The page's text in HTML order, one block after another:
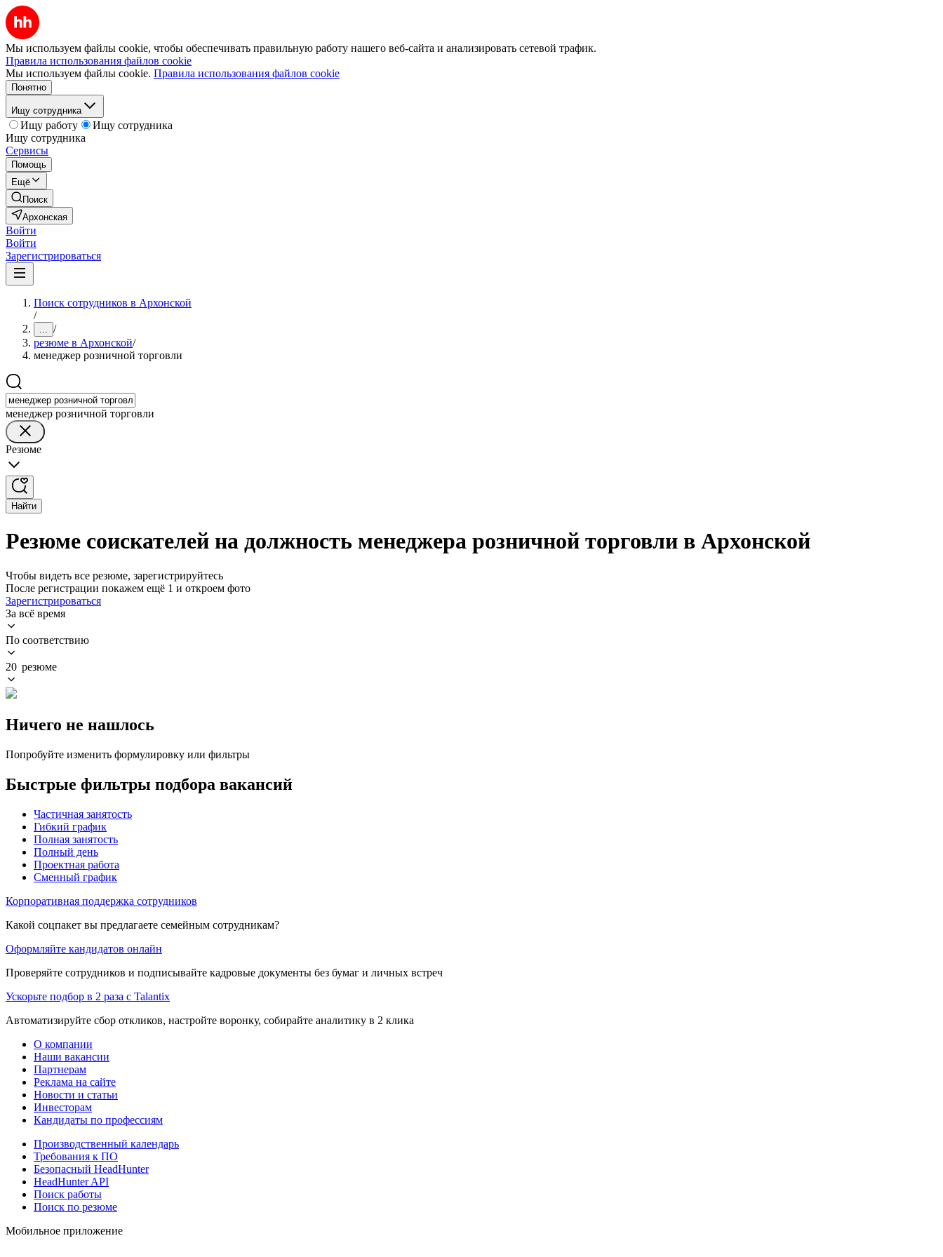
Мы используем файлы cookie, чтобы обеспечивать правильную работу нашего веб-сайта и анализировать сетевой трафик.
Правила использования файлов cookie
Мы используем файлы cookie. Правила использования файлов cookie
Понятно
Ищу сотрудника
Ищу работу
Ищу сотрудника
Ищу сотрудника
Сервисы
Помощь
Ещё
Поиск
Архонская
Войти
Войти
Зарегистрироваться
Поиск сотрудников в Архонской
/
... /
резюме в Архонской/
менеджер розничной торговли
менеджер розничной торговли
Резюме
Найти
Резюме соискателей на должность менеджера розничной торговли в Архонской
Чтобы видеть все резюме, зарегистрируйтесь
После регистрации покажем ещё 1 и откроем фото
Зарегистрироваться
За всё время
По соответствию
20 резюме
Ничего не нашлось
Попробуйте изменить формулировку или фильтры
Быстрые фильтры подбора вакансий
Частичная занятость
Гибкий график
Полная занятость
Полный день
Проектная работа
Сменный график
Корпоративная поддержка сотрудников
Какой соцпакет вы предлагаете семейным сотрудникам?
Оформляйте кандидатов онлайн
Проверяйте сотрудников и подписывайте кадровые документы без бумаг и личных встреч
Ускорьте подбор в 2 раза с Talantix
Автоматизируйте сбор откликов, настройте воронку, собирайте аналитику в 2 клика
О компании
Наши вакансии
Партнерам
Реклама на сайте
Новости и статьи
Инвесторам
Кандидаты по профессиям
Производственный календарь
Требования к ПО
Безопасный HeadHunter
HeadHunter API
Поиск работы
Поиск по резюме
Мобильное приложение